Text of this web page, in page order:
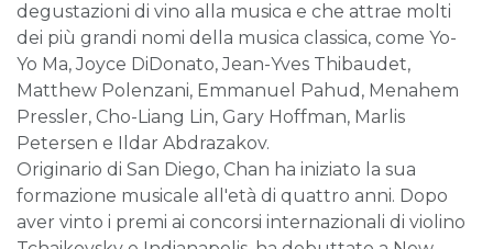
degustazioni di vino alla musica e che attrae molti
dei più grandi nomi della musica classica, come Yo-
Yo Ma, Joyce DiDonato, Jean-Yves Thibaudet,
Matthew Polenzani, Emmanuel Pahud, Menahem
Pressler, Cho-Liang Lin, Gary Hoffman, Marlis
Petersen e Ildar Abdrazakov.
Originario di San Diego, Chan ha iniziato la sua
formazione musicale all'età di quattro anni. Dopo
aver vinto i premi ai concorsi internazionali di violino